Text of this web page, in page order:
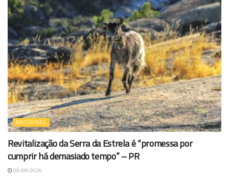
NACIONAL
Revitalização da Serra da Estrela é “promessa por
cumprir há demasiado tempo” – PR
09/08/2026